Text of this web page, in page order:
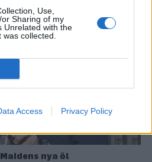
Use,
Sharing of my
Unrelated with the
collected.
Access Privacy Policy
nya öl